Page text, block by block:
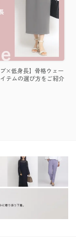
ブ×低身長】骨格ウェー
テムの選び方をご紹介